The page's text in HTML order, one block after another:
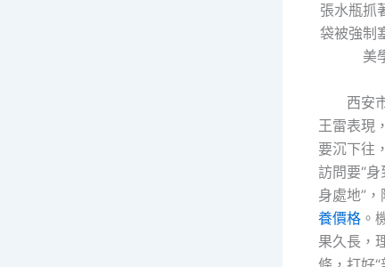
張水瓶抓
袋被強制
美
西安
王雷表現
要沉下往
訪問要“身
身處地”
養價格 。
果久長，